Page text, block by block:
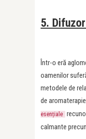
5.
Într-o eră
oamenilor
metodele de
de
esențiale
calmante